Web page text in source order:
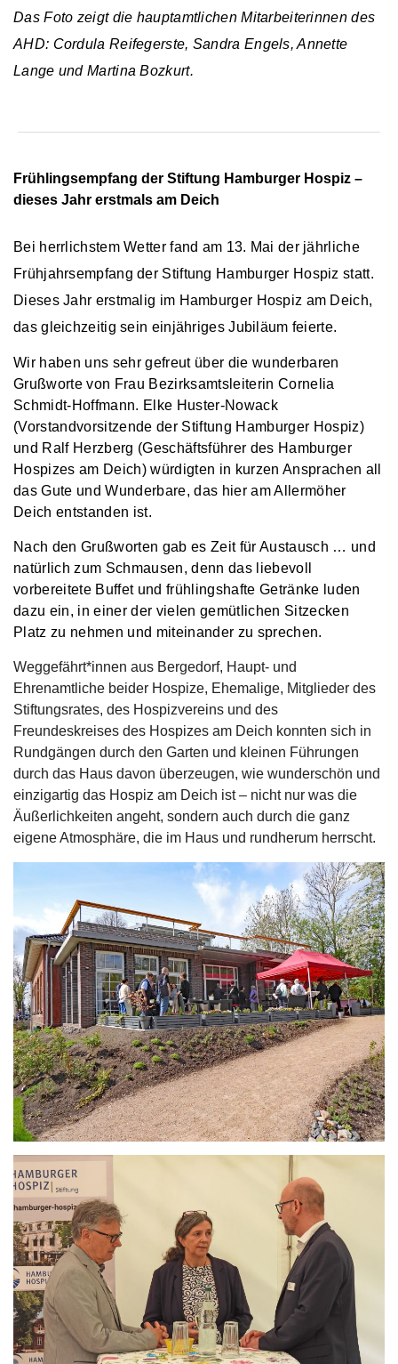
Das Foto zeigt die hauptamtlichen Mitarbeiterinnen des
AHD: Cordula Reifegerste, Sandra Engels, Annette
Lange und Martina Bozkurt.
Frühlingsempfang der Stiftung Hamburger Hospiz –
dieses Jahr erstmals am Deich
Bei herrlichstem Wetter fand am 13. Mai der jährliche
Frühjahrsempfang der Stiftung Hamburger Hospiz statt.
Dieses Jahr erstmalig im Hamburger Hospiz am Deich,
das gleichzeitig sein einjähriges Jubiläum feierte.
Wir haben uns sehr gefreut über die wunderbaren
Grußworte von Frau Bezirksamtsleiterin Cornelia
Schmidt-Hoffmann. Elke Huster-Nowack
(Vorstandvorsitzende der Stiftung Hamburger Hospiz)
und Ralf Herzberg (Geschäftsführer des Hamburger
Hospizes am Deich) würdigten in kurzen Ansprachen all
das Gute und Wunderbare, das hier am Allermöher
Deich entstanden ist.
Nach den Grußworten gab es Zeit für Austausch … und
natürlich zum Schmausen, denn das liebevoll
vorbereitete Buffet und frühlingshafte Getränke luden
dazu ein, in einer der vielen gemütlichen Sitzecken
Platz zu nehmen und miteinander zu sprechen.
Weggefährt*innen aus Bergedorf, Haupt- und
Ehrenamtliche beider Hospize, Ehemalige, Mitglieder des
Stiftungsrates, des Hospizvereins und des
Freundeskreises des Hospizes am Deich konnten sich in
Rundgängen durch den Garten und kleinen Führungen
durch das Haus davon überzeugen, wie wunderschön und
einzigartig das Hospiz am Deich ist – nicht nur was die
Äußerlichkeiten angeht, sondern auch durch die ganz
eigene Atmosphäre, die im Haus und rundherum herrscht.